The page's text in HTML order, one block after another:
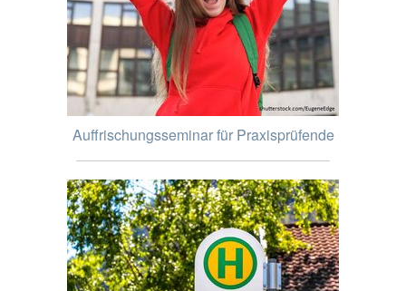
Auffrischungsseminar für Praxisprüfende